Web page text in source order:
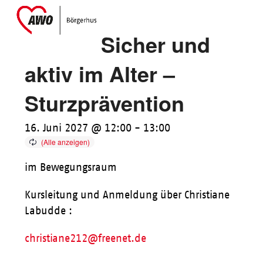
SkipOpen
mobile
Close
mobile
Sicher und
aktiv im Alter –
Sturzprävention
16. Juni 2027 @ 12:00 - 13:00
im Bewegungsraum
Kursleitung und Anmeldung über Christiane
Labudde :
christiane212@freenet.de